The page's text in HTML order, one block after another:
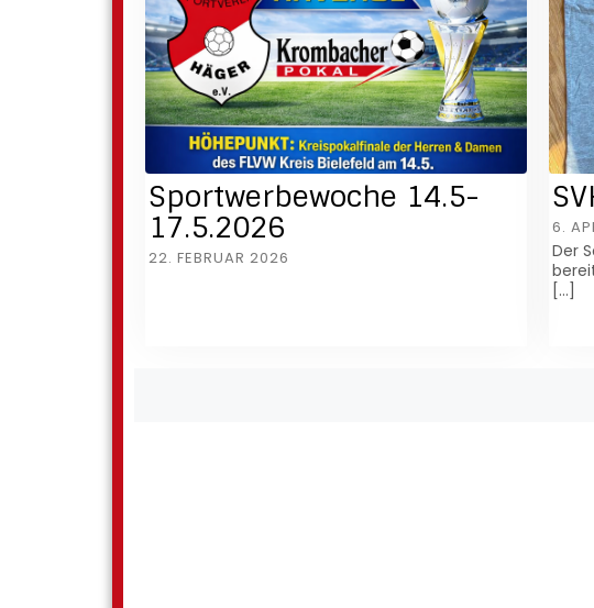
Sportwerbewoche 14.5-
17.5.2026
22. FEBRUAR 2026
6.
Der
[…]